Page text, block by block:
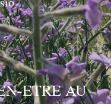
ETRE AU